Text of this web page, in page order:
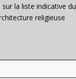
sur la liste indicative du
religieuse